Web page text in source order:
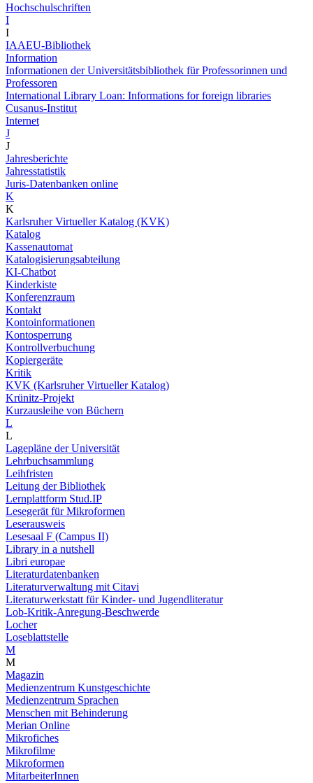
Hochschulschriften
I
I
IAAEU-Bibliothek
Information
Informationen der Universitätsbibliothek für Professorinnen und
Professoren
International Library Loan: Informations for foreign libraries
Cusanus-Institut
Internet
J
J
Jahresberichte
Jahresstatistik
Juris-Datenbanken online
K
K
Karlsruher Virtueller Katalog (KVK)
Katalog
Kassenautomat
Katalogisierungsabteilung
KI-Chatbot
Kinderkiste
Konferenzraum
Kontakt
Kontoinformationen
Kontosperrung
Kontrollverbuchung
Kopiergeräte
Kritik
KVK (Karlsruher Virtueller Katalog)
Krünitz-Projekt
Kurzausleihe von Büchern
L
L
Lagepläne der Universität
Lehrbuchsammlung
Leihfristen
Leitung der Bibliothek
Lernplattform Stud.IP
Lesegerät für Mikroformen
Leserausweis
Lesesaal F (Campus II)
Library in a nutshell
Libri europae
Literaturdatenbanken
Literaturverwaltung mit Citavi
Literaturwerkstatt für Kinder- und Jugendliteratur
Lob-Kritik-Anregung-Beschwerde
Locher
Loseblattstelle
M
M
Magazin
Medienzentrum Kunstgeschichte
Medienzentrum Sprachen
Menschen mit Behinderung
Merian Online
Mikrofiches
Mikrofilme
Mikroformen
MitarbeiterInnen